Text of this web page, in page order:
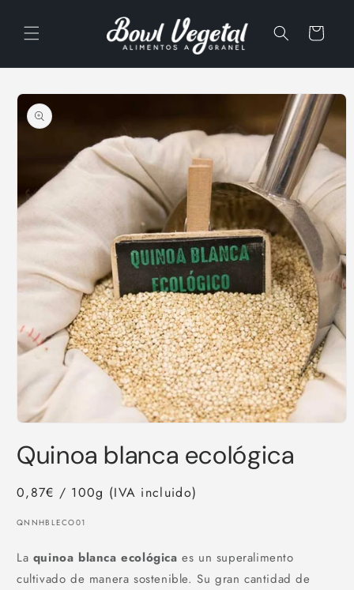
al contenido
Carrito
directamente
a la
información
multimedia
1
una
ventana
Quinoa blanca ecológica
0,87€ / 100g (IVA incluido)
SKU:
QNNHBLECO01
La quinoa blanca ecológica es un superalimento
cultivado de manera sostenible. Su gran cantidad de